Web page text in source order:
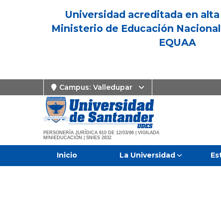
Universidad acreditada en
Ministerio de Educación
EQUAA
Campus: Valledupar
PERSONERÍA JURÍDICA 810 DE 12/03/96 | VIGILADA
MINIEDUCACIÓN | SNIES 2832
Inicio La Universidad